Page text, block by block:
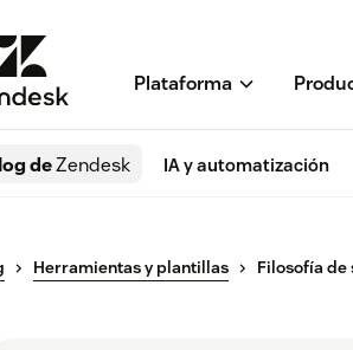
Plataforma
deZendesk IA y automatización
Herramientas y plantillas Filosofía